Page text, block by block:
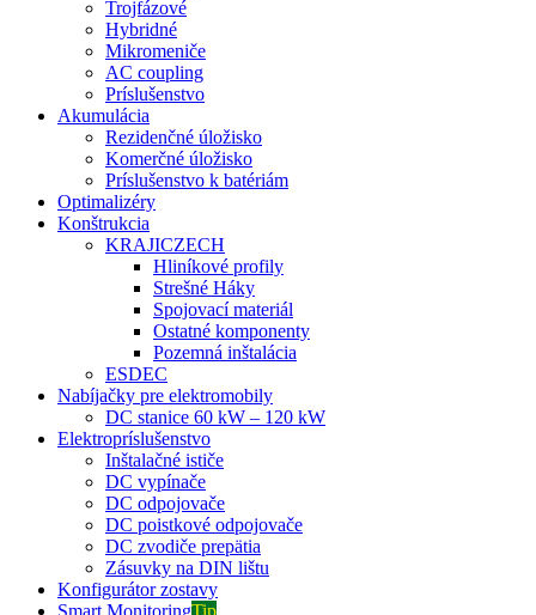
Trojfázové
Hybridné
Mikromeniče
AC coupling
Príslušenstvo
Akumulácia
Rezidenčné úložisko
Komerčné úložisko
Príslušenstvo k batériám
Optimalizéry
Konštrukcia
KRAJICZECH
Hliníkové profily
Strešné Háky
Spojovací materiál
Ostatné komponenty
Pozemná inštalácia
ESDEC
Nabíjačky pre elektromobily
DC stanice 60 kW – 120 kW
Elektropríslušenstvo
Inštalačné ističe
DC vypínače
DC odpojovače
DC poistkové odpojovače
DC zvodiče prepätia
Zásuvky na DIN lištu
Konfigurátor zostavy
Smart MonitoringTip